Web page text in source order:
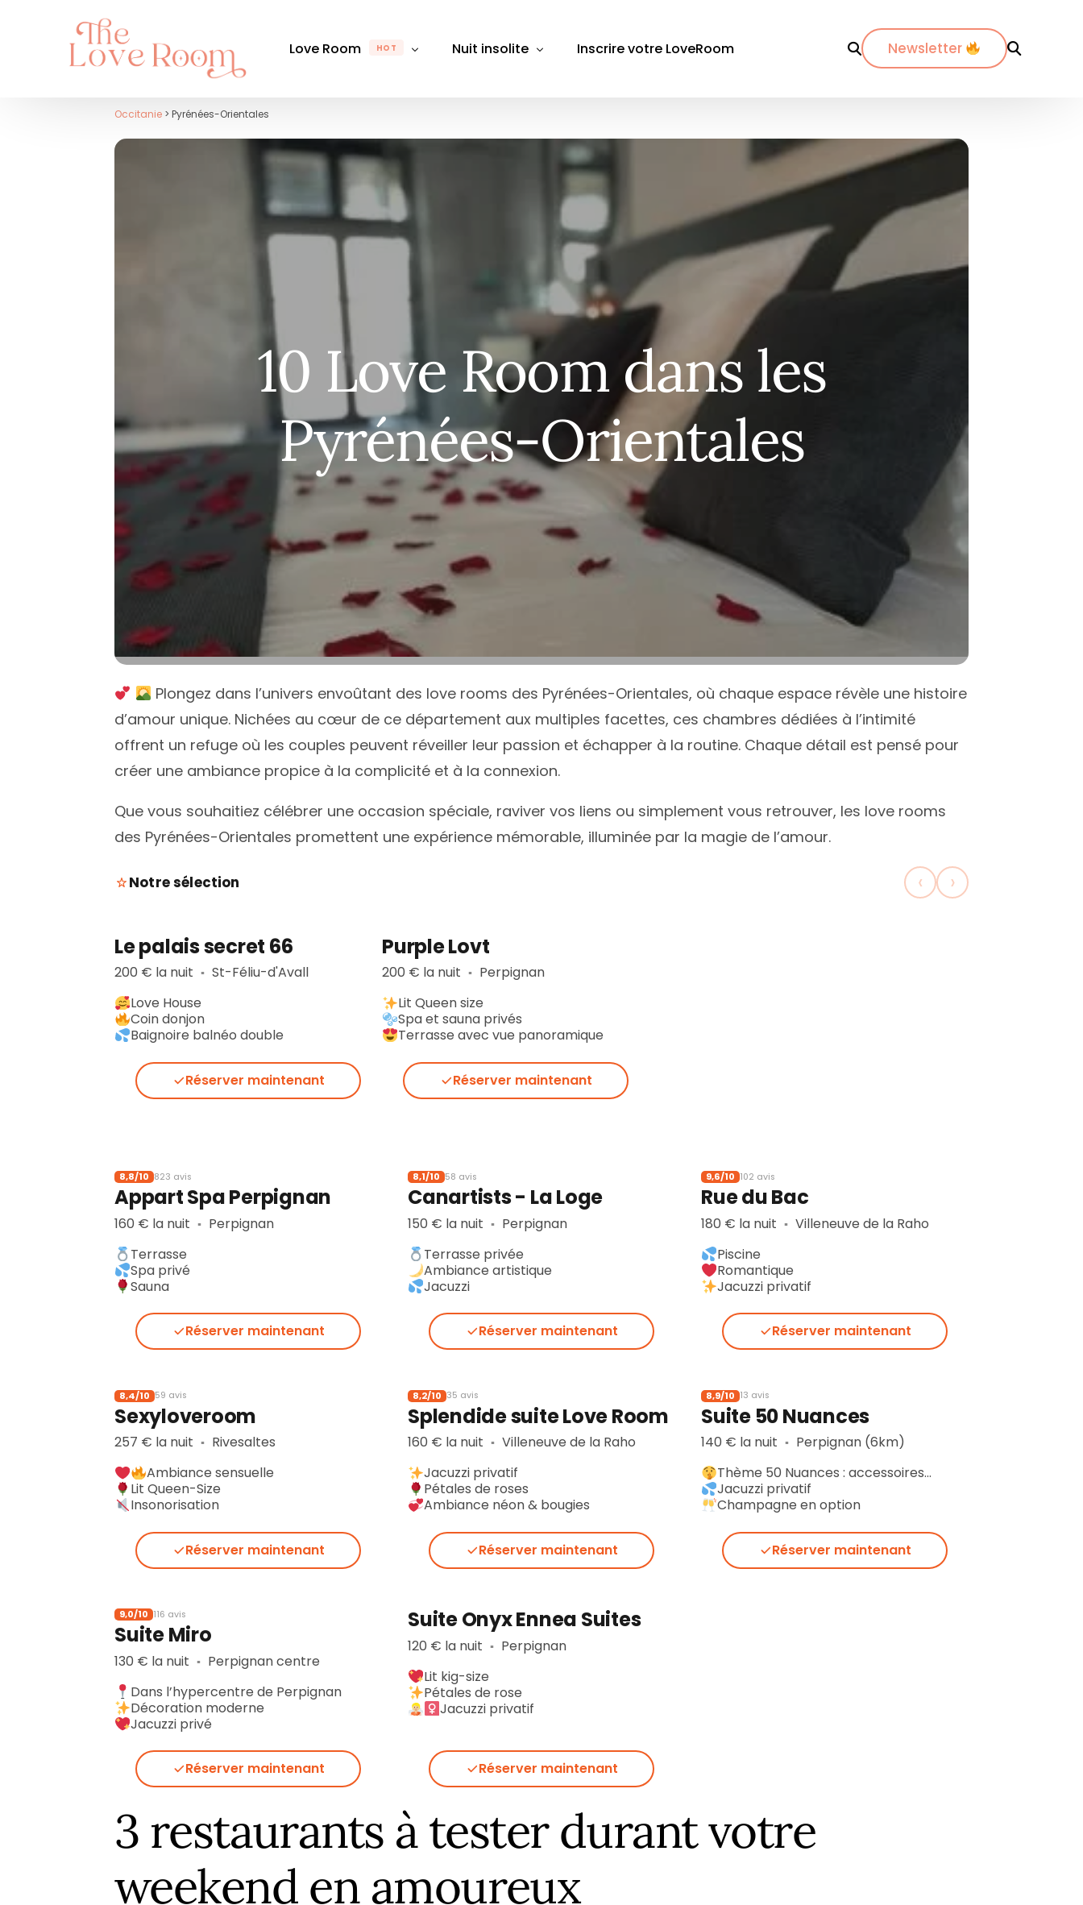
Love Room HOT
Auvergne-Rhône-Alpes
Bourgogne-Franche-Comté
Bretagne
Centre-Val de Loire
Grand Est
Hauts-de-France
Île de France
Normandie
Nouvelle-Aquitaine
Occitanie
Pays de la Loire
Provence-Alpes-Côte d’Azur
Par département
Aveyron
Bas-Rhin
Bouches du Rhône
Calvados
Charente
Charente-Maritime
Cher
Côte-d’Or
Côte d’Armor
Deux-Sèvres
Tous les départements
Dijon
Épinal
Montpellier
Nantes
Nice
Paris
Perpignan
Toutes les villes
Nuit insolite
Bourgogne-Franche-Comté
Centre-Val de Loire
Hauts-de-France
Île-de-France
Normandie
Nouvelle-Aquitaine
Occitanie
Pays de la Loire
Provence-Alpes-Côte d’Azur
Par département
Alpes-Maritimes
Bouches-du-Rhône
Calvados
Charente-Maritime
Haute-Garonne
Haute-Savoie
Hérault
Jura
Var
Par ville
Bordeaux
La Rochelle
Lyon
Inscrire votre LoveRoom Newsletter
Occitanie > Pyrénées-Orientales
10 Love Room dans les
Pyrénées-Orientales
Plongez dans l’univers envoûtant des love rooms des Pyrénées-Orientales, où chaque espace révèle une histoire
d’amour unique. Nichées au cœur de ce département aux multiples facettes, ces chambres dédiées à l’intimité
offrent un refuge où les couples peuvent réveiller leur passion et échapper à la routine. Chaque détail est pensé pour
créer une ambiance propice à la complicité et à la connexion.
Que vous souhaitiez célébrer une occasion spéciale, raviver vos liens ou simplement vous retrouver, les love rooms
des Pyrénées-Orientales promettent une expérience mémorable, illuminée par la magie de l’amour.
Notre sélection ‹ ›
Le palais secret 66
200 € la nuit ▪︎ St-Féliu-d'Avall
Love House
Coin donjon
Baignoire balnéo double
Réserver maintenant
Purple Lovt
200 € la nuit ▪︎ Perpignan
Lit Queen size
Spa et sauna privés
Terrasse avec vue panoramique
Réserver maintenant
8,8/10 823 avis
Appart Spa Perpignan
160 € la nuit ▪︎ Perpignan
Terrasse
Spa privé
Sauna
Réserver maintenant
8,1/10 58 avis
Canartists - La Loge
150 € la nuit ▪︎ Perpignan
Terrasse privée
Ambiance artistique
Jacuzzi
Réserver maintenant
9,6/10 102 avis
Rue du Bac
180 € la nuit ▪︎ Villeneuve de la Raho
Piscine
Romantique
Jacuzzi privatif
Réserver maintenant
8,4/10 59 avis
Sexyloveroom
257 € la nuit ▪︎ Rivesaltes
Ambiance sensuelle
Lit Queen-Size
Insonorisation
Réserver maintenant
8,2/10 35 avis
Splendide suite Love Room
160 € la nuit ▪︎ Villeneuve de la Raho
Jacuzzi privatif
Pétales de roses
Ambiance néon & bougies
Réserver maintenant
8,9/10 13 avis
Suite 50 Nuances
140 € la nuit ▪︎ Perpignan (6km)
Thème 50 Nuances : accessoires…
Jacuzzi privatif
Champagne en option
Réserver maintenant
9,0/10 116 avis
Suite Miro
130 € la nuit ▪︎ Perpignan centre
Dans l’hypercentre de Perpignan
Décoration moderne
Jacuzzi privé
Réserver maintenant
Suite Onyx Ennea Suites
120 € la nuit ▪︎ Perpignan
Lit kig-size
Pétales de rose
Jacuzzi privatif
Réserver maintenant
3 restaurants à tester durant votre
weekend en amoureux